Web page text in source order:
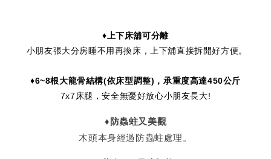
♦上下床舖可分離
小朋友張大分房睡不用再換床，上下舖直接拆開好方便。
♦6~8根大龍骨結構(依床型調整) ，承重度高達450公斤
7x7床腿，安全無憂好放心小朋友長大!
♦防蟲蛀又美觀
木頭本身經過防蟲蛀處理。